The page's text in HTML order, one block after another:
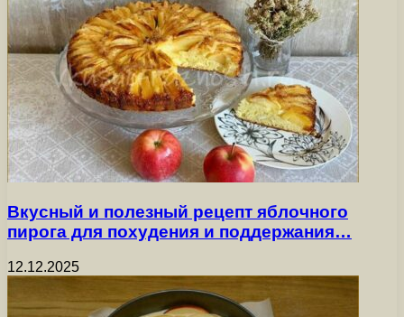
Вкусный и полезный рецепт яблочного
пирога для похудения и поддержания…
12.12.2025